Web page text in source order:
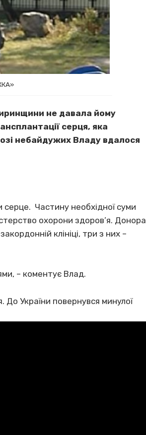
не давала йому
серця, яка
небайдужих Владу вдалося
Частину необхідної суми
охорони здоров’я. Донора
клініці, три з них –
– коментує Влад.
До України повернувся минулої